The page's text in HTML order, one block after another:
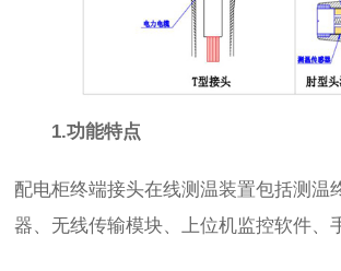
1.功能特点
配电柜终端接头在线测温装置包括测温
器、无线传输模块、上位机监控软件、